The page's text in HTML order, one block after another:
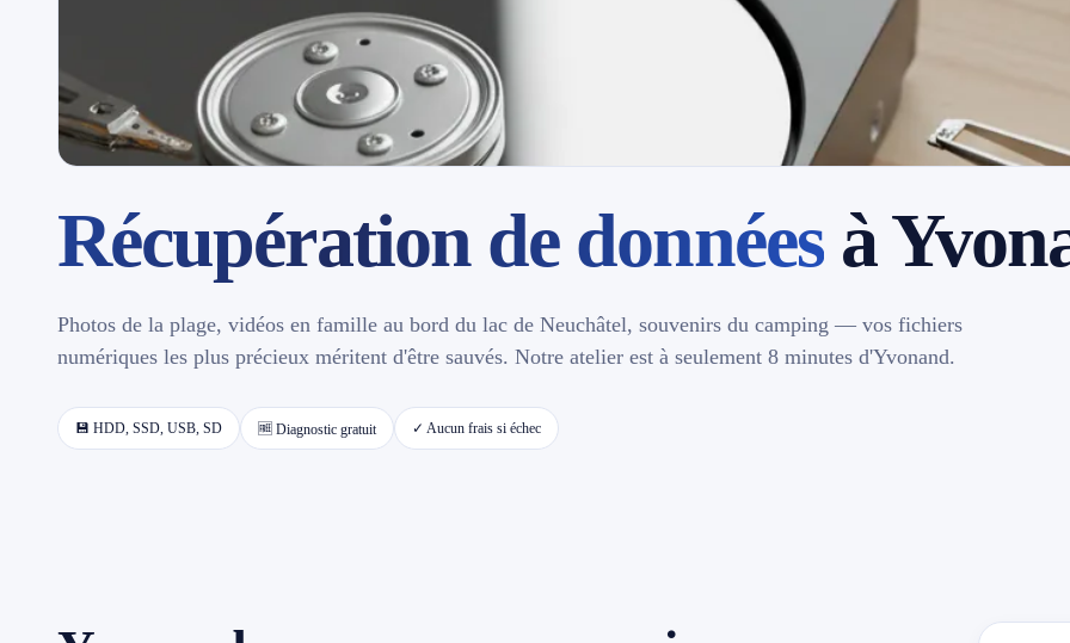
Contact
📱 Réparation téléphone par marque
📍 LOCALITÉS DESSERVIES
Région d'Yverdon 6
Récupération de donnéesà
Photos de la plage, vidéos en famille au bord du lac de Neuchâtel, souvenirs du camping — vos fichiers
numériques les plus précieux méritent d'être sauvés. Notre atelier est à seulement 8 minutes d'Yvonand.
💾 HDD, SSD, USB, SD 🆓 Diagnostic gratuit ✓ Aucun frais si échec